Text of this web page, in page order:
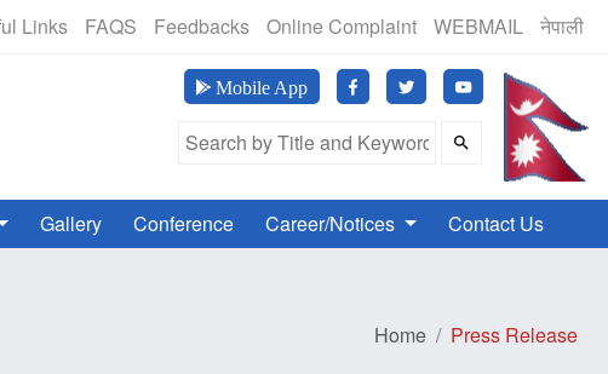
(24 Hours, 365 Days) मानव
Links FAQS Feedbacks Online Complaint WEBMAIL नेपाली
Mobile App
Search Field
Gallery Conference Career/Notices Contact Us
Home Press Release